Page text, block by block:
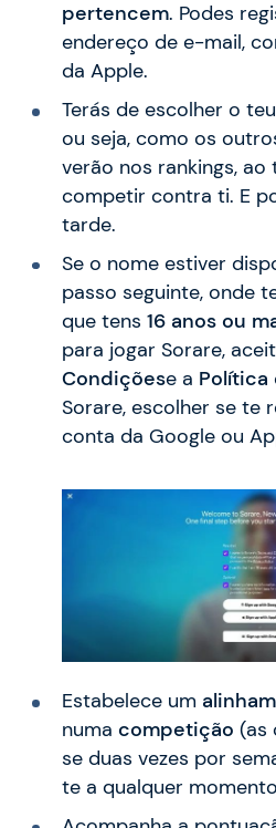
pertencem. Podes
endereço de e-mail,
da Apple.
Terás de escolher o teu
ou seja, como os
verão nos rankings,
competir contra ti. E
tarde.
Se o nome estiver
passo seguinte, onde
que tens 16 anos ou
para jogar Sorare,
Condiçõese a Política
Sorare, escolher se te
conta da Google ou
Estabelece um
numa competição (as
se duas vezes por
te a qualquer